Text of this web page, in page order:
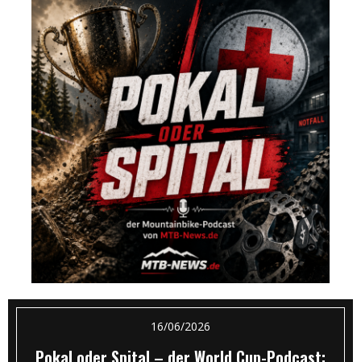
16/06/2026
Pokal oder Spital – der World Cup-Podcast: